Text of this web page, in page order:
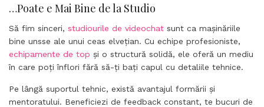
…Poate e Mai Bine de la Studio
Să fim sinceri, studiourile de videochat sunt ca mașinăriile
bine unsse ale unui ceas elvețian. Cu echipe profesioniste,
echipamente de top și o structură solidă, ele oferă un mediu
în care poți înflori fără să-ți bați capul cu detaliile tehnice.
Pe lângă suportul tehnic, există avantajul formării și
mentoratului. Beneficiezi de feedback constant, te bucuri de